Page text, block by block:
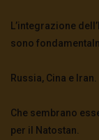
L’integrazione
sono
Russia, Cina e Iran.
Che sembrano
per il Natostan.